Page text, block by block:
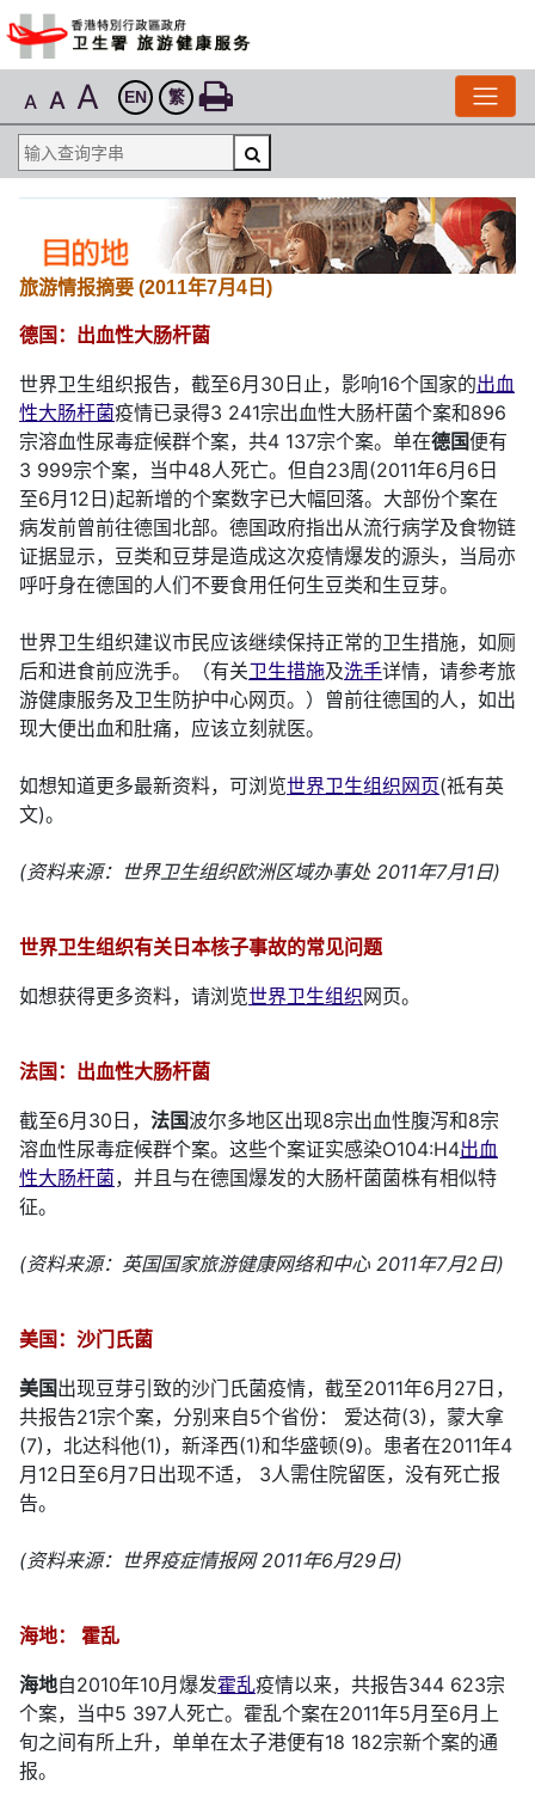
A A A EN 繁
旅游情报摘要 (2011年7月4日)
德国：出血性大肠杆菌
世界卫生组织报告，截至6月30日止，影响16个国家的出血
性大肠杆菌疫情已录得3 241宗出血性大肠杆菌个案和896
宗溶血性尿毒症候群个案，共4 137宗个案。单在德国便有
3 999宗个案，当中48人死亡。但自23周(2011年6月6日
至6月12日)起新增的个案数字已大幅回落。大部份个案在
病发前曾前往德国北部。德国政府指出从流行病学及食物链
证据显示，豆类和豆芽是造成这次疫情爆发的源头，当局亦
呼吁身在德国的人们不要食用任何生豆类和生豆芽。
世界卫生组织建议市民应该继续保持正常的卫生措施，如厕
后和进食前应洗手。（有关卫生措施及洗手详情，请参考旅
游健康服务及卫生防护中心网页。）曾前往德国的人，如出
现大便出血和肚痛，应该立刻就医。
如想知道更多最新资料，可浏览世界卫生组织网页(祗有英
文)。
(资料来源：世界卫生组织欧洲区域办事处 2011年7月1日)
世界卫生组织有关日本核子事故的常见问题
如想获得更多资料，请浏览世界卫生组织网页。
法国：出血性大肠杆菌
截至6月30日， 法国波尔多地区出现8宗出血性腹泻和8宗
溶血性尿毒症候群个案。这些个案证实感染O104:H4出血
性大肠杆菌，并且与在德国爆发的大肠杆菌菌株有相似特
征。
(资料来源：英国国家旅游健康网络和中心 2011年7月2日)
美国：沙门氏菌
美国出现豆芽引致的沙门氏菌疫情，截至2011年6月27日，
共报告21宗个案，分别来自5个省份： 爱达荷(3)，蒙大拿
(7)，北达科他(1)，新泽西(1)和华盛顿(9)。患者在2011年4
月12日至6月7日出现不适， 3人需住院留医，没有死亡报
告。
(资料来源：世界疫症情报网 2011年6月29日)
海地： 霍乱
海地自2010年10月爆发霍乱疫情以来，共报告344 623宗
个案，当中5 397人死亡。霍乱个案在2011年5月至6月上
旬之间有所上升，单单在太子港便有18 182宗新个案的通
报。